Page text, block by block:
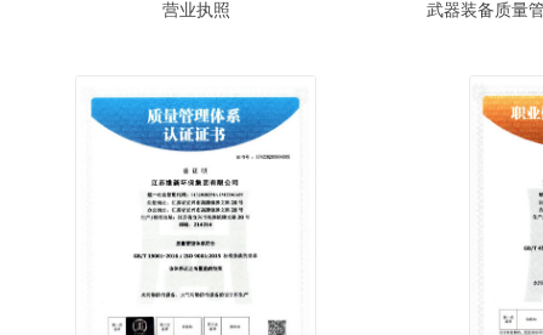
营业执照 武器装备质量